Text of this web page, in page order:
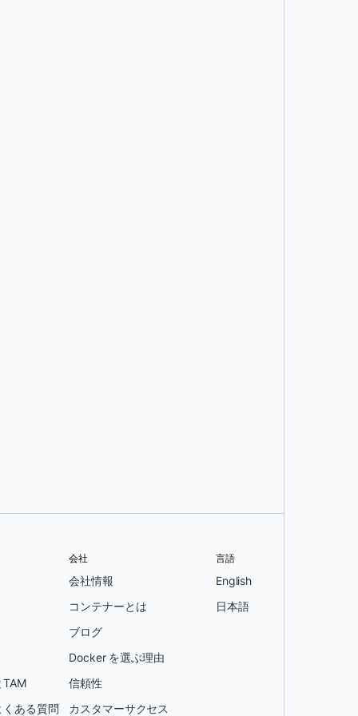
TAM
ある質問
会社
会社情報
コンテナーとは
ブログ
Docker を選ぶ理由
信頼性
カスタマーサクセス
言語
English
日本語